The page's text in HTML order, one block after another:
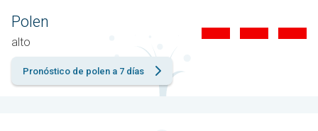
Polen
alto
Pronóstico de polen a 7 días